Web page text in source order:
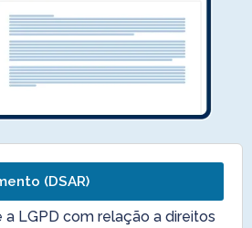
(DSAR)
LGPD com relação a direitos